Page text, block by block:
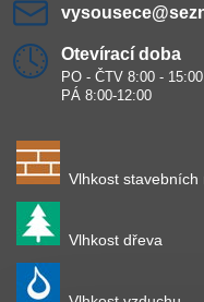
Otevírací doba
PO - ČTV 8:00 - 15:00
PÁ 8:00-12:00
Vlhkost stavebních
Vlhkost dřeva